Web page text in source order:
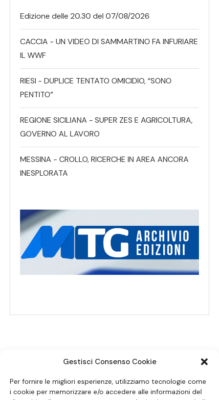
Gestisci Consenso Cookie
Per fornire le migliori esperienze, utilizziamo tecnologie come
i cookie per memorizzare e/o accedere alle informazioni del
Edizione delle 20.30 del 07/08/2026
CACCIA - UN VIDEO DI SAMMARTINO FA INFURIARE
IL WWF
RIESI - DUPLICE TENTATO OMICIDIO, “SONO
PENTITO”
REGIONE SICILIANA - SUPER ZES E AGRICOLTURA,
GOVERNO AL LAVORO
MESSINA - CROLLO, RICERCHE IN AREA ANCORA
INESPLORATA
SEGUICI SUI SOCIAL